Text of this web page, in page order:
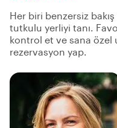
Her biri benzersiz
tutkulu yerliyi tanı.
kontrol et ve sana
rezervasyon yap.